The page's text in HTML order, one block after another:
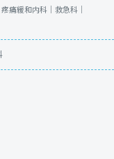
疼痛緩和内科｜ 救急科｜